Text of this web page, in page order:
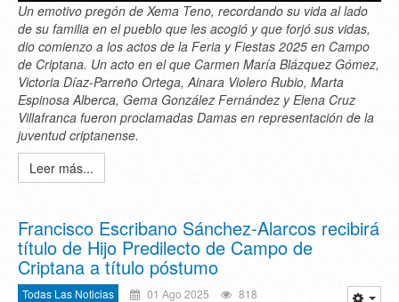
Un emotivo pregón de Xema Teno, recordando su vida al lado
de su familia en el pueblo que les acogió y que forjó sus vidas,
dio comienzo a los actos de la Feria y Fiestas 2025 en Campo
de Criptana. Un acto en el que Carmen María Blázquez Gómez,
Victoria Díaz-Parreño Ortega, Ainara Violero Rubio, Marta
Espinosa Alberca, Gema González Fernández y Elena Cruz
Villafranca fueron proclamadas Damas en representación de la
juventud criptanense.
Leer más...
Francisco Escribano Sánchez-Alarcos recibirá
título de Hijo Predilecto de Campo de
Criptana a título póstumo
Todas Las Noticias 01 Ago 2025 818